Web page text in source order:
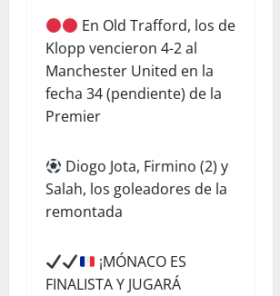
En Old Trafford, los de
Klopp vencieron 4-2 al
Manchester United en la
fecha 34 (pendiente) de la
Premier
Diogo Jota, Firmino (2) y
Salah, los goleadores de la
remontada
¡MÓNACO ES
FINALISTA Y JUGARÁ